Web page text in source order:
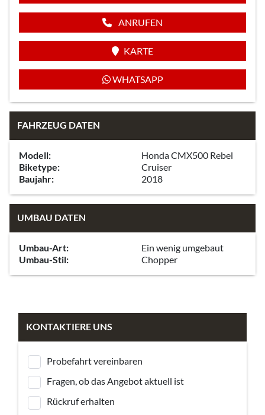
ANRUFEN
KARTE
WHATSAPP
FAHRZEUG DATEN
Modell:
Honda CMX500 Rebel
Biketype:
Cruiser
Baujahr:
2018
UMBAU DATEN
Umbau-Art:
Ein wenig umgebaut
Umbau-Stil:
Chopper
KONTAKTIERE UNS
Probefahrt vereinbaren
Fragen, ob das Angebot aktuell ist
Rückruf erhalten